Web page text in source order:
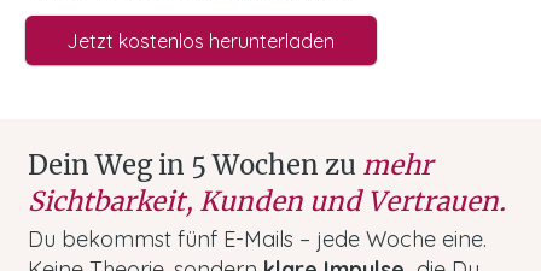
Jetzt kostenlos herunterladen
Dein Weg in 5 Wochen zu mehr
Sichtbarkeit, Kunden und Vertrauen.
Du bekommst fünf E-Mails – jede Woche eine.